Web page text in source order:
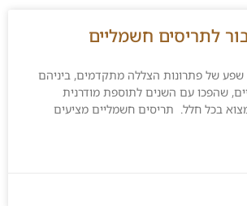
שפע של פתרונות הצללה מתקדמים, ביניהם
שהפכו עם השנים לתוספת מודרנית
בכל חלל. תריסים חשמליים מציעים